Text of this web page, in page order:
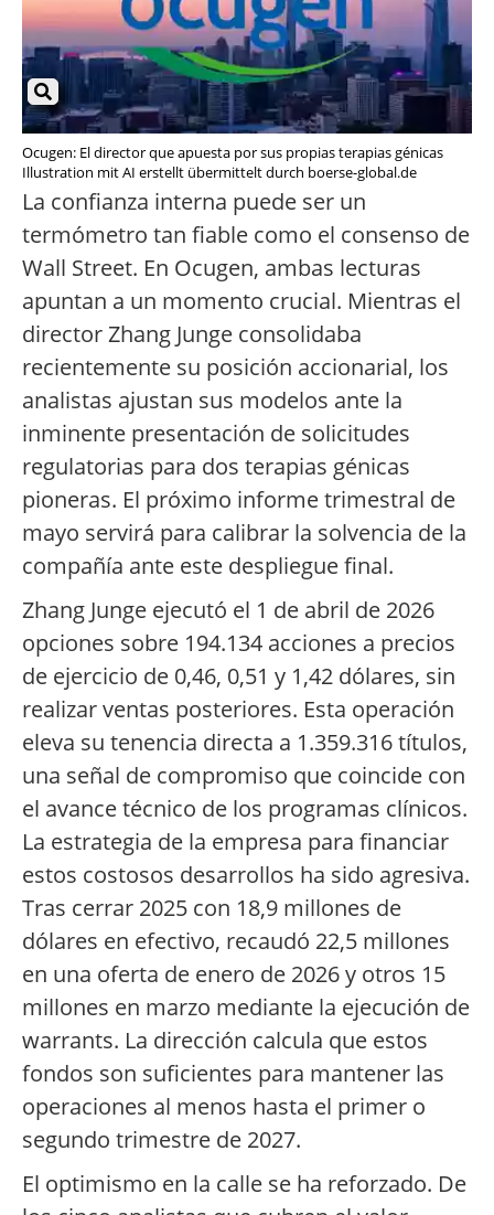
Ocugen: El director que apuesta por sus propias terapias génicas
Illustration mit AI erstellt übermittelt durch boerse-global.de
La confianza interna puede ser un
termómetro tan fiable como el consenso de
Wall Street. En Ocugen, ambas lecturas
apuntan a un momento crucial. Mientras el
director Zhang Junge consolidaba
recientemente su posición accionarial, los
analistas ajustan sus modelos ante la
inminente presentación de solicitudes
regulatorias para dos terapias génicas
pioneras. El próximo informe trimestral de
mayo servirá para calibrar la solvencia de la
compañía ante este despliegue final.
Zhang Junge ejecutó el 1 de abril de 2026
opciones sobre 194.134 acciones a precios
de ejercicio de 0,46, 0,51 y 1,42 dólares, sin
realizar ventas posteriores. Esta operación
eleva su tenencia directa a 1.359.316 títulos,
una señal de compromiso que coincide con
el avance técnico de los programas clínicos.
La estrategia de la empresa para financiar
estos costosos desarrollos ha sido agresiva.
Tras cerrar 2025 con 18,9 millones de
dólares en efectivo, recaudó 22,5 millones
en una oferta de enero de 2026 y otros 15
millones en marzo mediante la ejecución de
warrants. La dirección calcula que estos
fondos son suficientes para mantener las
operaciones al menos hasta el primer o
segundo trimestre de 2027.
El optimismo en la calle se ha reforzado. De